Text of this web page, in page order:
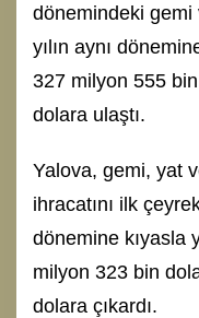
dönemindeki gemi
yılın aynı
327 milyon 555
dolara ulaştı.
Yalova, gemi, yat
ihracatını ilk
dönemine kıyasla
milyon 323 bin
dolara çıkardı.